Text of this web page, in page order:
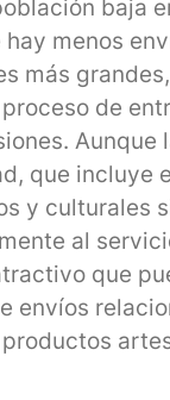
baja
menos
más
de
Aunque
que incluye
y culturales
al
que
envíos